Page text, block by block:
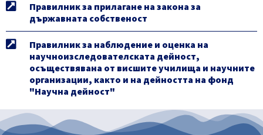
Правилник за прилагане на закона за
държавната собственост
Правилник за наблюдение и оценка на
научноизследователската дейност,
осъществявана от висшите училища и научните
организации, както и на дейността на фонд
"Научна дейност"